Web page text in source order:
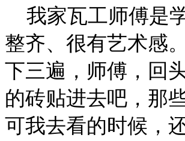
我家瓦工师傅是
整齐、很有艺术感
下三遍，师傅，回
的砖贴进去吧，那
可我去看的时候，